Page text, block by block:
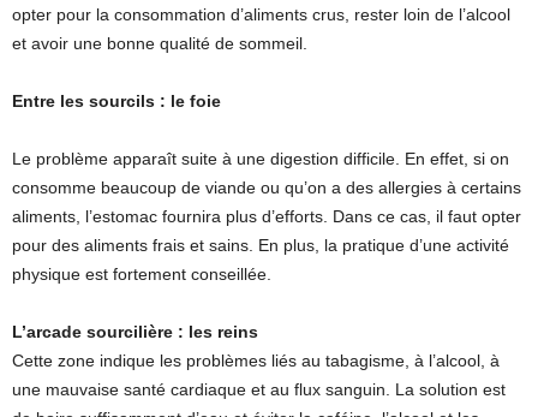
opter pour la consommation d’aliments crus, rester loin de l’alcool
et avoir une bonne qualité de sommeil.
Entre les sourcils : le foie
Le problème apparaît suite à une digestion difficile. En effet, si on
consomme beaucoup de viande ou qu’on a des allergies à certains
aliments, l’estomac fournira plus d’efforts. Dans ce cas, il faut opter
pour des aliments frais et sains. En plus, la pratique d’une activité
physique est fortement conseillée.
L’arcade sourcilière : les reins
Cette zone indique les problèmes liés au tabagisme, à l’alcool, à
une mauvaise santé cardiaque et au flux sanguin. La solution est